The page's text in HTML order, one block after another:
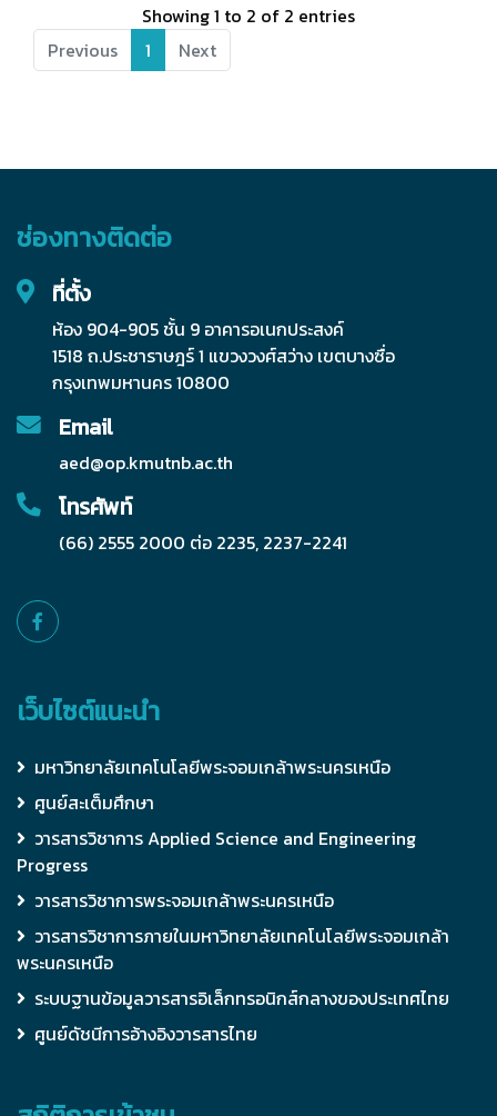
Showing 1 to 2 of 2 entries
Previous
1 Next
ช่องทางติดต่อ
ที่ตั้ง
ห้อง 904-905 ชั้น 9 อาคารอเนกประสงค์
1518 ถ.ประชาราษฎร์ 1 แขวงวงศ์สว่าง เขตบางซื่อ
กรุงเทพมหานคร 10800
Email
aed@op.kmutnb.ac.th
โทรศัพท์
(66) 2555 2000 ต่อ 2235, 2237-2241
เว็บไซต์แนะนำ
มหาวิทยาลัยเทคโนโลยีพระจอมเกล้าพระนครเหนือ
ศูนย์สะเต็มศึกษา
วารสารวิชาการ Applied Science and Engineering
Progress
วารสารวิชาการพระจอมเกล้าพระนครเหนือ
วารสารวิชาการภายในมหาวิทยาลัยเทคโนโลยีพระจอมเกล้า
พระนครเหนือ
ระบบฐานข้อมูลวารสารอิเล็กทรอนิกส์กลางของประเทศไทย
ศูนย์ดัชนีการอ้างอิงวารสารไทย